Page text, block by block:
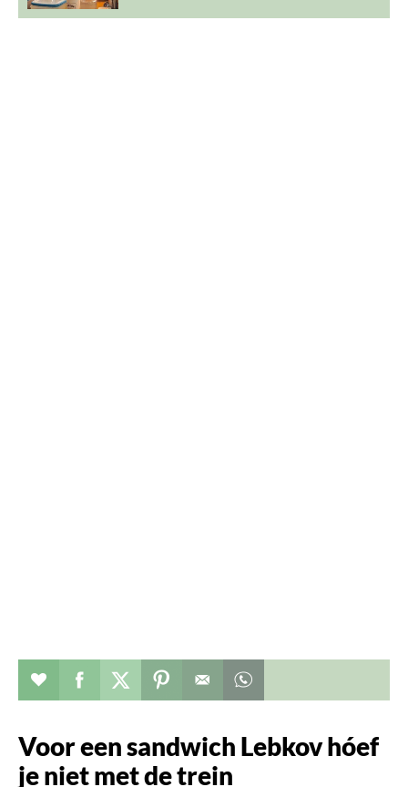
Verhaal toevoegen aan favorieten
Deel dit op facebook
Deel dit op twitter
Deel dit op pinterest
Voor een sandwich Lebkov hóef
je niet met de trein